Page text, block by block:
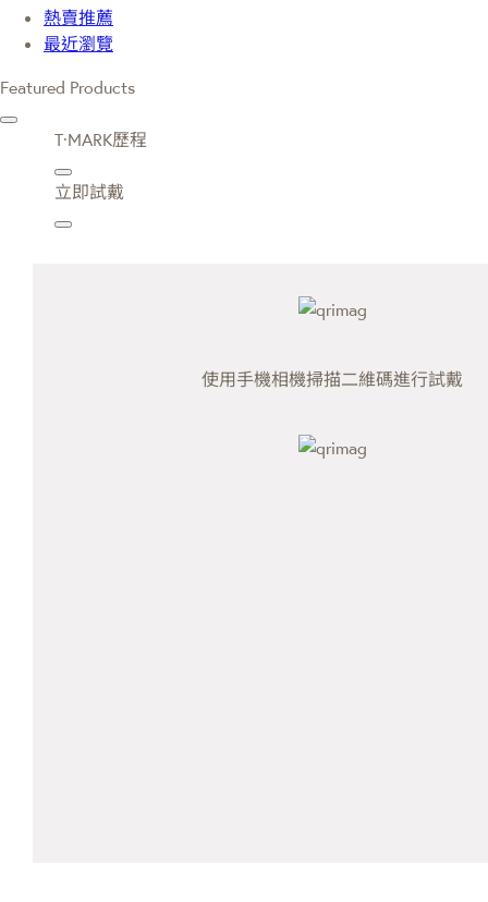
熱賣推薦
最近瀏覽
Featured Products
T·MARK歷程
立即試戴
使用手機相機掃描二維碼進行試戴